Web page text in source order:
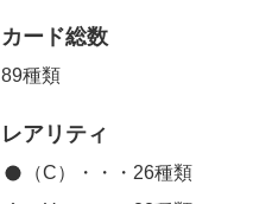
カード総数
89種類
レアリティ
（C）・・・26種類